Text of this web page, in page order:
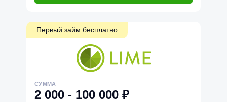
Первый займ бесплатно
СУММА
2 000 - 100 000 ₽